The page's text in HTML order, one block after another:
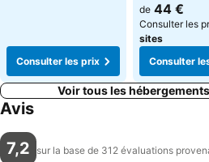
Consulter les prix
de 44 €
Consulter les
sites
Consulter
Voir tous les
Avis
7,2 sur la base de 312 évaluations